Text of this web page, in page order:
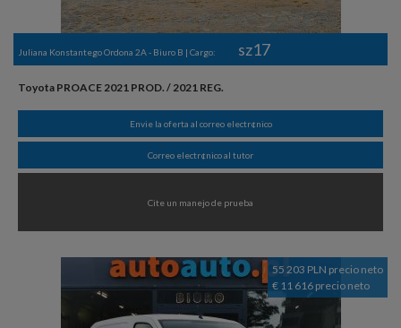
Juliana Konstantego Ordona 2A - Biuro B | Cargo: sz17
Toyota PROACE 2021 PROD. / 2021 REG.
Envie la oferta al correo electr¢nico
Correo electr¢nico al tutor
Cite un manejo de prueba
55 203 PLN precio neto
€ 11 616 precio neto